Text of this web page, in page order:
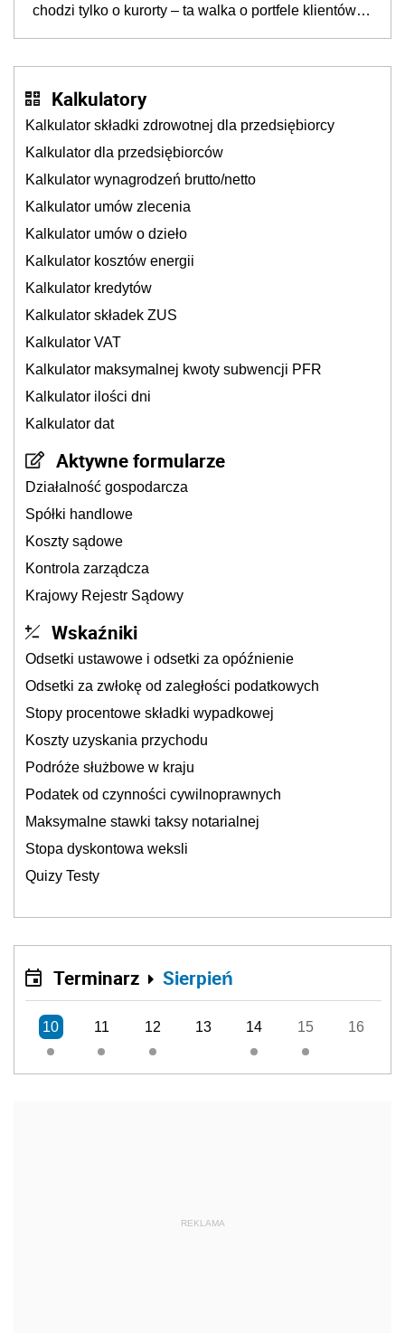
chodzi tylko o kurorty – ta walka o portfele klientów
Kalkulatory
Kalkulator składki zdrowotnej dla przedsiębiorcy
Kalkulator dla przedsiębiorców
Kalkulator wynagrodzeń brutto/netto
Kalkulator umów zlecenia
Kalkulator umów o dzieło
Kalkulator kosztów energii
Kalkulator kredytów
Kalkulator składek ZUS
Kalkulator VAT
Kalkulator maksymalnej kwoty subwencji PFR
Kalkulator ilości dni
Kalkulator dat
Aktywne formularze
Działalność gospodarcza
Spółki handlowe
Koszty sądowe
Kontrola zarządcza
Krajowy Rejestr Sądowy
Wskaźniki
Odsetki ustawowe i odsetki za opóźnienie
Odsetki za zwłokę od zaległości podatkowych
Stopy procentowe składki wypadkowej
Koszty uzyskania przychodu
Podróże służbowe w kraju
Podatek od czynności cywilnoprawnych
Maksymalne stawki taksy notarialnej
Stopa dyskontowa weksli
Quizy Testy
Terminarz Sierpień
10 11 12 13 14 15 16
REKLAMA